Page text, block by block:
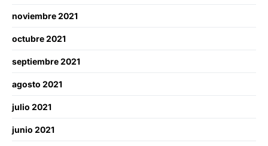
noviembre 2021
octubre 2021
septiembre 2021
agosto 2021
julio 2021
junio 2021